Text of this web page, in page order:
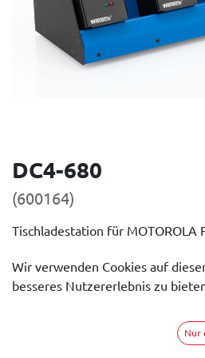
DC4-680
(600164)
Tischladestation für MOTOROLA
Allgemeine Beschreibung
Ausführungen. Es können bis zu
unterschiedlichen Typs)
Wir verwenden Cookies auf
besseres Nutzererlebnis zu
Nur